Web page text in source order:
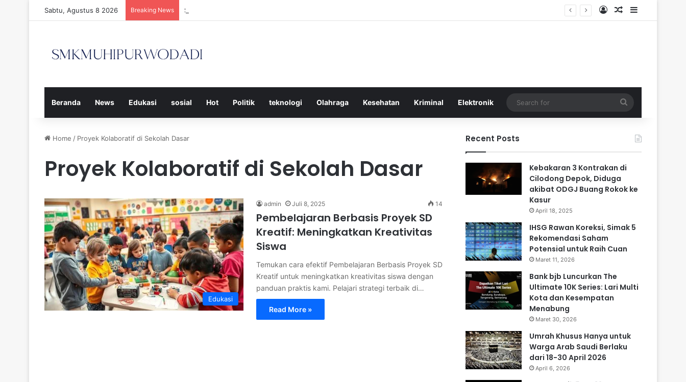
Sabtu, Agustus 8 2026 Breaking News Strategi Efektif Menggunakan Media Sosial untuk Menghemat Waktu Berharga Anda Log InRandom Article
Sidebar
Beranda News Edukasi sosial Hot Politik teknologi Olahraga Kesehatan Kriminal Elektronik
for
Home / Proyek Kolaboratif di Sekolah Dasar
Proyek Kolaboratif di Sekolah Dasar
Edukasi
admin Juli 8, 2025 14
Pembelajaran Berbasis Proyek SD
Kreatif: Meningkatkan Kreativitas
Siswa
Temukan cara efektif Pembelajaran Berbasis Proyek SD
Kreatif untuk meningkatkan kreativitas siswa dengan
panduan praktis kami. Pelajari strategi terbaik di…
Read More »
Recent Posts
Kebakaran 3 Kontrakan di
Cilodong Depok, Diduga
akibat ODGJ Buang Rokok ke
Kasur
April 18, 2025
IHSG Rawan Koreksi, Simak 5
Rekomendasi Saham
Potensial untuk Raih Cuan
Maret 11, 2026
Bank bjb Luncurkan The
Ultimate 10K Series: Lari Multi
Kota dan Kesempatan
Menabung
Maret 30, 2026
Umrah Khusus Hanya untuk
Warga Arab Saudi Berlaku
dari 18-30 April 2026
April 6, 2026